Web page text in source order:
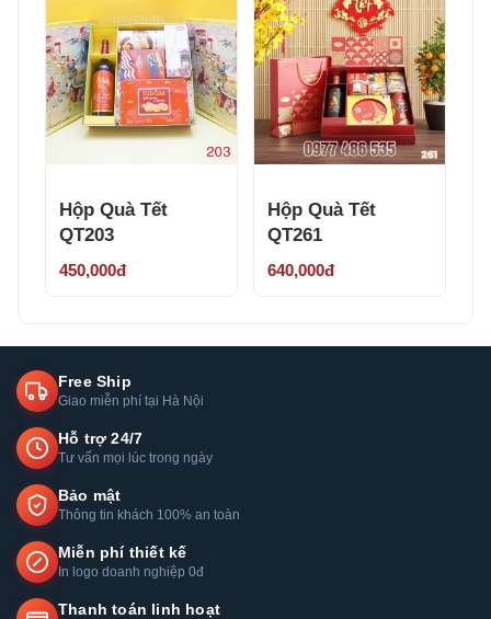
Hộp Quà Tết
QT203
450,000đ
Hộp Quà Tết
QT261
640,000đ
Free Ship
Giao miễn phí tại Hà Nội
Hỗ trợ 24/7
Tư vấn mọi lúc trong ngày
Bảo mật
Thông tin khách 100% an toàn
Miễn phí thiết kế
In logo doanh nghiệp 0đ
Thanh toán linh hoạt